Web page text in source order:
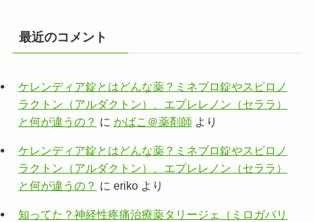
最近のコメント
ケレンディア錠とはどんな薬？ミネブロ錠やスピロノ
ラクトン（アルダクトン）、エプレレノン（セララ）
と何が違うの？ に かばこ＠薬剤師 より
ケレンディア錠とはどんな薬？ミネブロ錠やスピロノ
ラクトン（アルダクトン）、エプレレノン（セララ）
と何が違うの？ に erikoより
知ってた？神経性疼痛治療薬タリージェ（ミロガバリ